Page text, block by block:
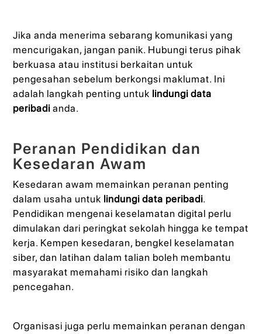
Jika anda menerima sebarang komunikasi yang
mencurigakan, jangan panik. Hubungi terus pihak
berkuasa atau institusi berkaitan untuk
pengesahan sebelum berkongsi maklumat. Ini
adalah langkah penting untuk lindungi data
peribadi anda.
Peranan Pendidikan dan
Kesedaran Awam
Kesedaran awam memainkan peranan penting
dalam usaha untuk lindungi data peribadi.
Pendidikan mengenai keselamatan digital perlu
dimulakan dari peringkat sekolah hingga ke tempat
kerja. Kempen kesedaran, bengkel keselamatan
siber, dan latihan dalam talian boleh membantu
masyarakat memahami risiko dan langkah
pencegahan.
Organisasi juga perlu memainkan peranan dengan